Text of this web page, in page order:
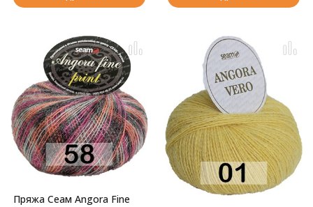
Пряжа Сеам Angora Fine